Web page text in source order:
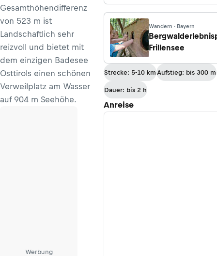
Gesamthöhendifferenz
von 523 m ist
Landschaftlich sehr
reizvoll und bietet mit
dem einzigen Badesee
Osttirols einen schönen
Verweilplatz am Wasser
auf 904 m Seehöhe.
Werbung
Pfortscharte
Wandern · Bayern
Frillensee
Strecke: 5-10 km Aufstieg: bis 300 m
Dauer: bis 2 h
Anreise